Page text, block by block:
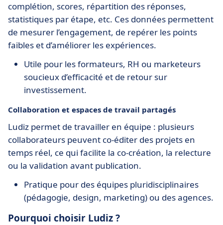
complétion, scores, répartition des réponses,
statistiques par étape, etc. Ces données permettent
de mesurer l’engagement, de repérer les points
faibles et d’améliorer les expériences.
Utile pour les formateurs, RH ou marketeurs
soucieux d’efficacité et de retour sur
investissement.
Collaboration et espaces de travail partagés
Ludiz permet de travailler en équipe : plusieurs
collaborateurs peuvent co-éditer des projets en
temps réel, ce qui facilite la co-création, la relecture
ou la validation avant publication.
Pratique pour des équipes pluridisciplinaires
(pédagogie, design, marketing) ou des agences.
Pourquoi choisir Ludiz ?